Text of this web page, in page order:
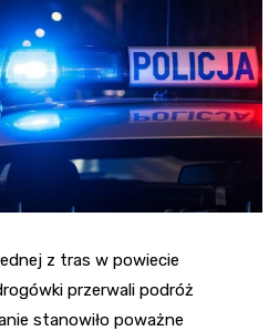
z tras w powiecie
przerwali podróż
stanowiło poważne